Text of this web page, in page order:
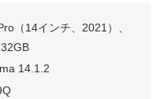
（14インチ、2021）、
14.1.2